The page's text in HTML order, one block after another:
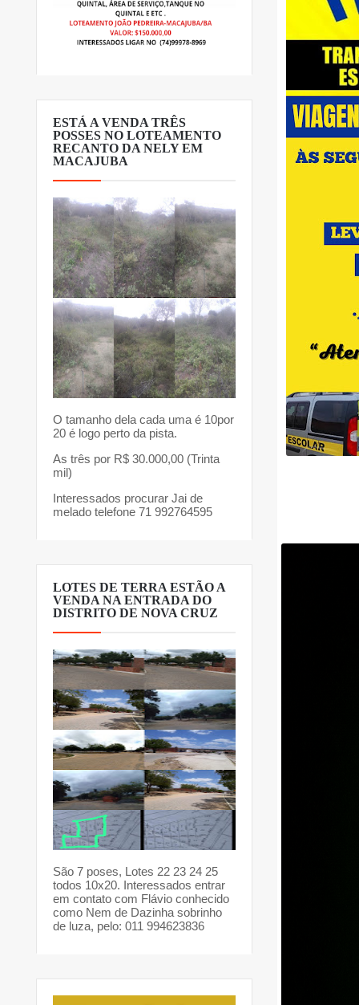
ESTÁ A VENDA TRÊS
POSSES NO LOTEAMENTO
RECANTO DA NELY EM
MACAJUBA
O tamanho dela cada uma é 10por
20 é logo perto da pista.
As três por R$ 30.000,00 (Trinta
mil)
Interessados procurar Jai de
melado telefone 71 992764595
LOTES DE TERRA ESTÃO A
VENDA NA ENTRADA DO
DISTRITO DE NOVA CRUZ
São 7 poses, Lotes 22 23 24 25
todos 10x20. Interessados entrar
em contato com Flávio conhecido
como Nem de Dazinha sobrinho
de luza, pelo: 011 994623836